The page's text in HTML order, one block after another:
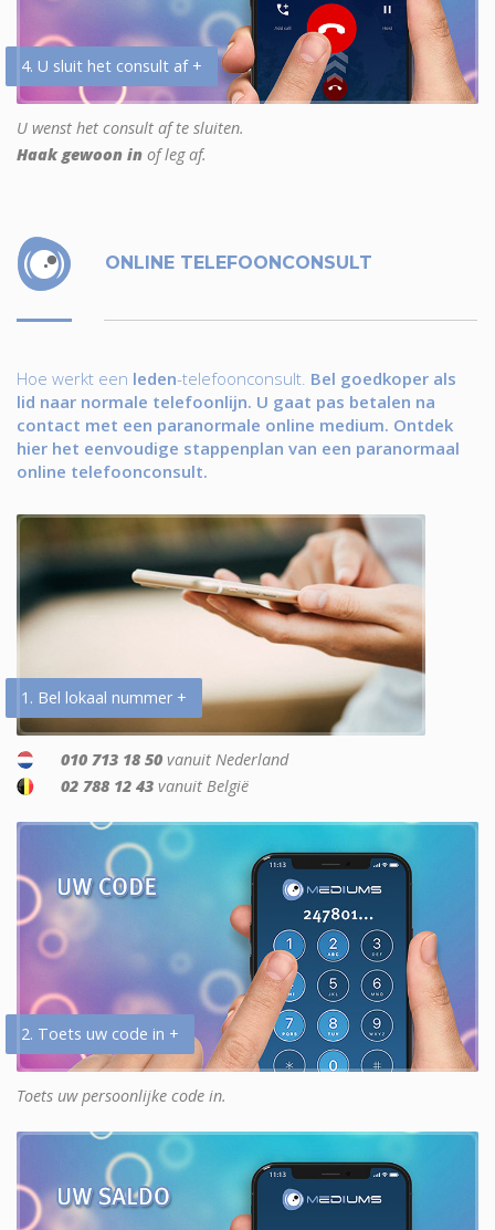
4. U sluit het consult af +
U wenst het consult af te sluiten.
Haak gewoon in of leg af.
ONLINE TELEFOONCONSULT
Hoe werkt een leden-telefoonconsult. Bel goedkoper als
lid naar normale telefoonlijn. U gaat pas betalen na
contact met een paranormale online medium. Ontdek
hier het eenvoudige stappenplan van een paranormaal
online telefoonconsult.
1. Bel lokaal nummer +
010 713 18 50 vanuit Nederland
02 788 12 43 vanuit België
2. Toets uw code in +
Toets uw persoonlijke code in.